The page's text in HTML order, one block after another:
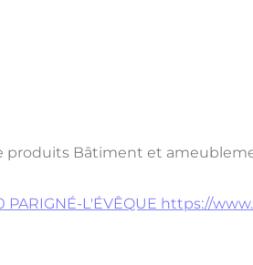
produits Bâtiment et
PARIGNÉ-L'ÉVÊQUE https://